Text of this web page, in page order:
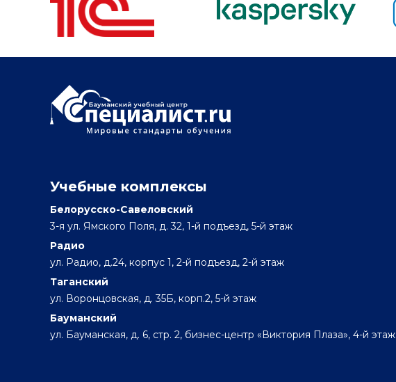
Учебные комплексы
Белорусско-Савеловский
3-я ул. Ямского Поля, д. 32, 1-й подъезд, 5-й этаж
Радио
ул. Радио, д.24, корпус 1, 2-й подъезд, 2-й этаж
Таганский
ул. Воронцовская, д. 35Б, корп.2, 5-й этаж
Бауманский
ул. Бауманская, д. 6, стр. 2, бизнес-центр «Виктория Плаза», 4-й этаж